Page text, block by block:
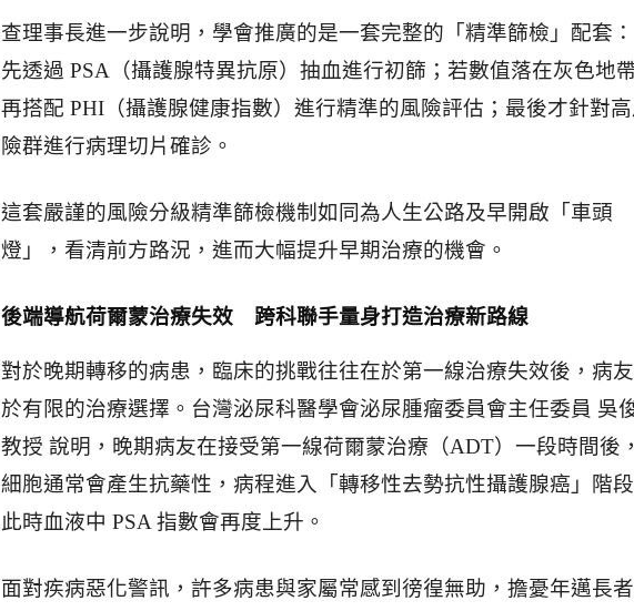
查理事長進一步說明，學會推廣的是一套完整的「精準篩檢」配套
先透過 PSA（攝護腺特異抗原）抽血進行初篩；若數值落在灰色地
再搭配 PHI（攝護腺健康指數）進行精準的風險評估；最後才針對
險群進行病理切片確診。
這套嚴謹的風險分級精準篩檢機制如同為人生公路及早開啟「車頭
燈」，看清前方路況，進而大幅提升早期治療的機會。
後端導航荷爾蒙治療失效 跨科聯手量身打造治療新路線
對於晚期轉移的病患，臨床的挑戰往往在於第一線治療失效後，病
於有限的治療選擇。台灣泌尿科醫學會泌尿腫瘤委員會主任委員 吳
教授 說明，晚期病友在接受第一線荷爾蒙治療（ADT）一段時間後
細胞通常會產生抗藥性，病程進入「轉移性去勢抗性攝護腺癌」階
此時血液中 PSA 指數會再度上升。
面對疾病惡化警訊，許多病患與家屬常感到徬徨無助，擔憂年邁長